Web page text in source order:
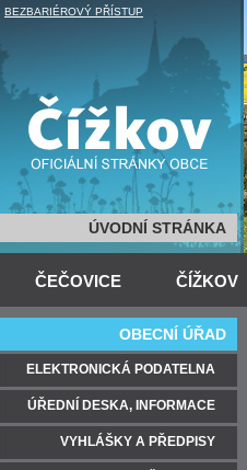
BEZBARIÉROVÝ PŘÍSTUP
ÚVODNÍ STRÁNKA
ČEČOVICE ČÍŽKOV
OBECNÍ ÚŘAD
ELEKTRONICKÁ PODATELNA
ÚŘEDNÍ DESKA, INFORMACE
VYHLÁŠKY A PŘEDPISY